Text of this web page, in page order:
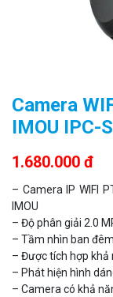
Camera
IMOU IPC-
1.680.000 đ
– Camera IP WIFI
IMOU
– Độ phân giải 2.0
– Tầm nhìn ban
– Được tích hợp khả
– Phát hiện hình
– Camera có khả